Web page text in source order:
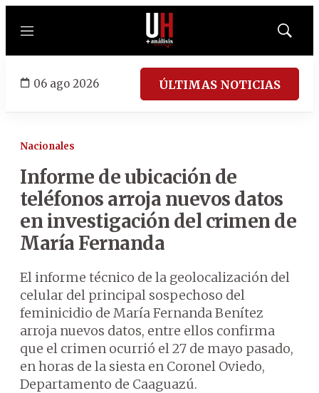
Menú
Mostrar
06 ago 2026 ÚLTIMAS NOTICIAS
Nacionales
Informe de ubicación de
teléfonos arroja nuevos datos
en investigación del crimen de
María Fernanda
El informe técnico de la geolocalización del
celular del principal sospechoso del
feminicidio de María Fernanda Benítez
arroja nuevos datos, entre ellos confirma
que el crimen ocurrió el 27 de mayo pasado,
en horas de la siesta en Coronel Oviedo,
Departamento de Caaguazú.